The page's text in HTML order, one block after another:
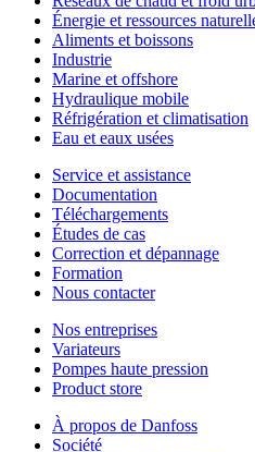
Énergie et ressources
Aliments et boissons
Industrie
Marine et offshore
Hydraulique mobile
Réfrigération et climatisation
Eau et eaux usées
Service et assistance
Documentation
Téléchargements
Études de cas
Correction et dépannage
Formation
Nous contacter
Nos entreprises
Variateurs
Pompes haute pression
Product store
À propos de Danfoss
Société